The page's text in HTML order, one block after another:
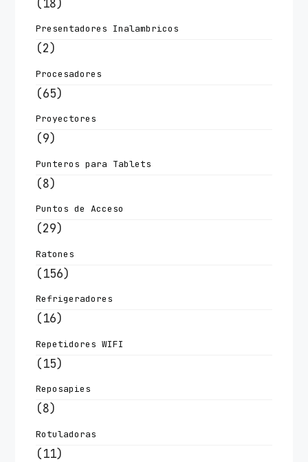
(18)
Presentadores Inalambricos
(2)
Procesadores
(65)
Proyectores
(9)
Punteros para Tablets
(8)
Puntos de Acceso
(29)
Ratones
(156)
Refrigeradores
(16)
Repetidores WIFI
(15)
Reposapies
(8)
Rotuladoras
(11)